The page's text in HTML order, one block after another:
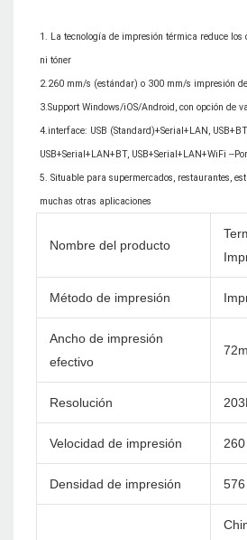
1. La tecnología de impresión térmica reduce los
ni tóner
2.260 mm/s (estándar) o 300 mm/s impresión
3.Support Windows/iOS/Android, con opción de
4.interface: USB (Standard)+Serial+LAN,
USB+Serial+LAN+BT, USB+Serial+LAN+WiFi --
5. Situable para supermercados, restaurantes,
Nombre del producto
Método de impresión
Ancho de impresión
efectivo
Resolución
Velocidad de impresión
Densidad de impresión